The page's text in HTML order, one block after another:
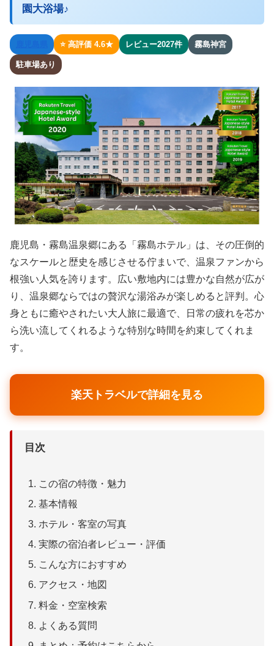
園大浴場♪
⭐ 高評価 4.6★ レビュー2027件 霧島神宮
駐車場あり
鹿児島・霧島温泉郷にある「霧島ホテル」は、その圧倒的
なスケールと歴史を感じさせる佇まいで、温泉ファンから
根強い人気を誇ります。広い敷地内には豊かな自然が広が
り、温泉郷ならではの贅沢な湯浴みが楽しめると評判。心
身ともに癒やされたい大人旅に最適で、日常の疲れを芯か
ら洗い流してくれるような特別な時間を約束してくれま
す。
楽天トラベルで詳細を見る
目次
この宿の特徴・魅力
基本情報
ホテル・客室の写真
実際の宿泊者レビュー・評価
こんな方におすすめ
アクセス・地図
料金・空室検索
よくある質問